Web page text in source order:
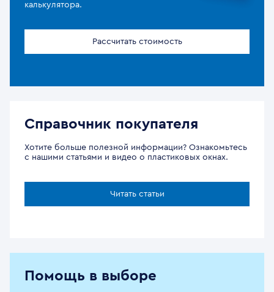
калькулятора.
Рассчитать стоимость
Справочник покупателя
Хотите больше полезной информации? Ознакомьтесь
с нашими статьями и видео о пластиковых окнах.
Читать статьи
Помощь в выборе